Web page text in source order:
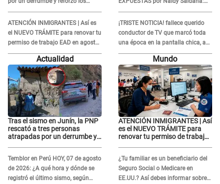
operativos de emergencia
ATENCIÓN INMIGRANTES | Así es
el NUEVO TRÁMITE para renovar tu
permiso de trabajo EAD en agosto
del 2026
“Quizá se han editado...”
¡TRISTE NOTICIA! fallece querido
conductor de TV que marcó toda
una época en la pantalla chica, así
fue su repentino adiós
Actualidad
Tras el sismo en Junín, la PNP
rescató a tres personas
atrapadas por un derrumbe y
Temblor en Perú HOY, 07 de agosto
de 2026: ¿A qué hora y dónde se
registró el último sismo, según
Mundo
ATENCIÓN INMIGRANTES | Así
es el NUEVO TRÁMITE para
renovar tu permiso de trabajo
¿Tu familiar es un beneficiario del
Seguro Social o Medicare en
EE.UU.? Así debes informar sobre